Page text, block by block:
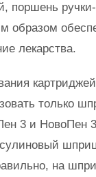
поршень
образом
лекарства.
только
3 и НовоПен
на